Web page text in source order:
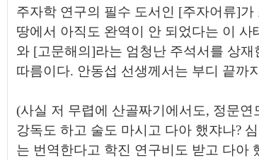
주자학 연구의 필수 도서인 [주자어류]가
땅에서 아직도 완역이 안 되었다는 이
와 [고문해의]라는 엄청난 주석서를 상
따름이다. 안동섭 선생께서는 부디 끝까
(사실 저 무렵에 산골짜기에서도, 정문
강독도 하고 술도 마시고 다아 했쟈나?
는 번역한다고 학진 연구비도 받고 다아